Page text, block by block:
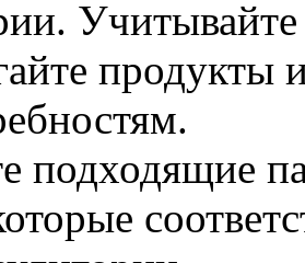
продукты
подходящие